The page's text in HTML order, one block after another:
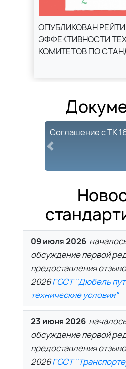
ОПУБЛИКОВАН
ЭФФЕКТИВНОСТИ
КОМИТЕТОВ ПО
Соглашение с ТК
Previous
09 июля 2026
обсуждение первой
предоставления
2026ГОСТ "Дюбель
технические условия"
23 июня 2026
обсуждение первой
предоставления
2026ГОСТ